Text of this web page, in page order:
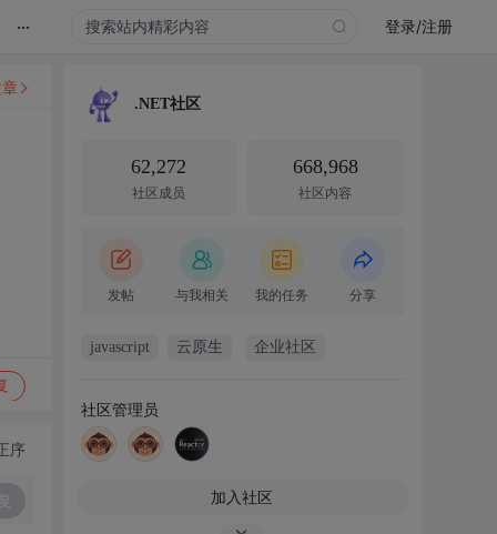
... 登录/注册
序
.NET社区
62,272
社区成员
668,968
社区内容
发帖 与我相关 我的任务 分享
javascript 云原生 企业社区
社区管理员
加入社区